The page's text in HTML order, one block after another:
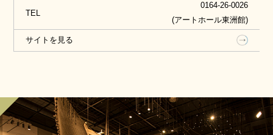
TEL
0164-26-0026
(アートホール東洲館)
サイトを見る